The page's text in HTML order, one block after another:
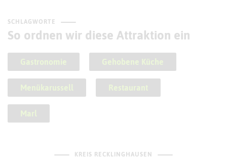
SCHLAGWORTE
So ordnen wir diese Attraktion ein
Gastronomie Gehobene Küche
Menükarussell Restaurant
Marl
KREIS RECKLINGHAUSEN